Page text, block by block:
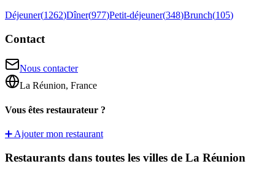
Déjeuner(1262)Dîner(977)Petit-déjeuner(348)Brunch(105)
Contact
Nous contacter
La Réunion, France
Vous êtes restaurateur ?
➕ Ajouter mon restaurant
Restaurants dans toutes les villes de La Réunion